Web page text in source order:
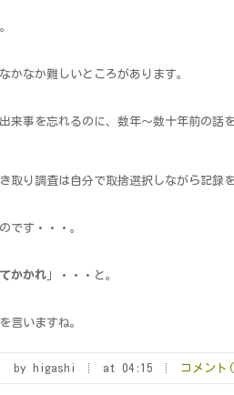
かなか難しいところがあります。
来事を忘れるのに、数年～数十年前の話
取り調査は自分で取捨選択しながら記録
です・・・。
かかれ」・・・と。
言いますね。
by higashi at 04:15 コメント